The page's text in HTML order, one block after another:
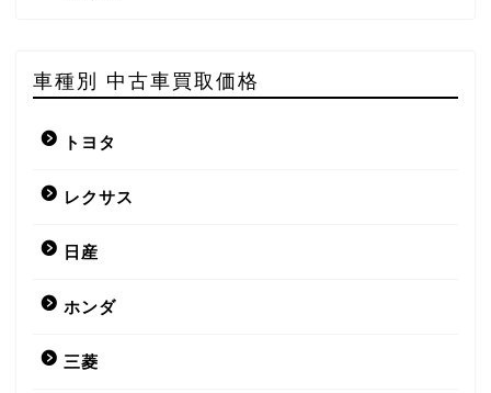
車種別 中古車買取価格
トヨタ
レクサス
日産
ホンダ
三菱